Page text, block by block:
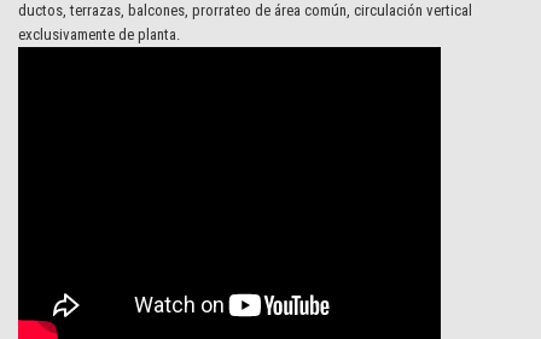
ductos, terrazas, balcones, prorrateo de área común, circulación vertical
exclusivamente de planta.